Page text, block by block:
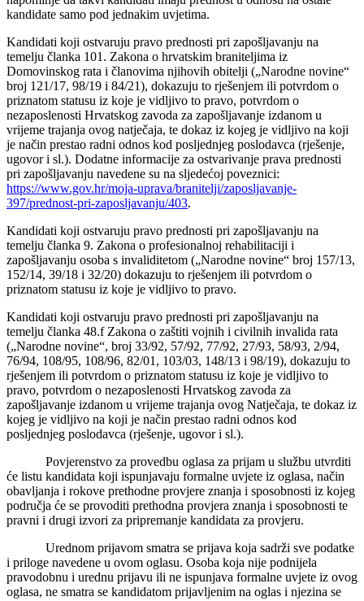
kandidate samo pod jednakim uvjetima.
Kandidati koji ostvaruju pravo prednosti pri zapošljavanju na
temelju članka 101. Zakona o hrvatskim braniteljima iz
Domovinskog rata i članovima njihovih obitelji („Narodne novine“
broj 121/17, 98/19 i 84/21), dokazuju to rješenjem ili potvrdom o
priznatom statusu iz koje je vidljivo to pravo, potvrdom o
nezaposlenosti Hrvatskog zavoda za zapošljavanje izdanom u
vrijeme trajanja ovog natječaja, te dokaz iz kojeg je vidljivo na koji
je način prestao radni odnos kod posljednjeg poslodavca (rješenje,
ugovor i sl.). Dodatne informacije za ostvarivanje prava prednosti
pri zapošljavanju navedene su na sljedećoj poveznici:
https://www.gov.hr/moja-uprava/branitelji/zaposljavanje-
397/prednost-pri-zaposljavanju/403.
Kandidati koji ostvaruju pravo prednosti pri zapošljavanju na
temelju članka 9. Zakona o profesionalnoj rehabilitaciji i
zapošljavanju osoba s invaliditetom („Narodne novine“ broj 157/13,
152/14, 39/18 i 32/20) dokazuju to rješenjem ili potvrdom o
priznatom statusu iz koje je vidljivo to pravo.
Kandidati koji ostvaruju pravo prednosti pri zapošljavanju na
temelju članka 48.f Zakona o zaštiti vojnih i civilnih invalida rata
(„Narodne novine“, broj 33/92, 57/92, 77/92, 27/93, 58/93, 2/94,
76/94, 108/95, 108/96, 82/01, 103/03, 148/13 i 98/19), dokazuju to
rješenjem ili potvrdom o priznatom statusu iz koje je vidljivo to
pravo, potvrdom o nezaposlenosti Hrvatskog zavoda za
zapošljavanje izdanom u vrijeme trajanja ovog Natječaja, te dokaz iz
kojeg je vidljivo na koji je način prestao radni odnos kod
posljednjeg poslodavca (rješenje, ugovor i sl.).
Povjerenstvo za provedbu oglasa za prijam u službu utvrditi
će listu kandidata koji ispunjavaju formalne uvjete iz oglasa, način
obavljanja i rokove prethodne provjere znanja i sposobnosti iz kojeg
područja će se provoditi prethodna provjera znanja i sposobnosti te
pravni i drugi izvori za pripremanje kandidata za provjeru.
Urednom prijavom smatra se prijava koja sadrži sve podatke
i priloge navedene u ovom oglasu. Osoba koja nije podnijela
pravodobnu i urednu prijavu ili ne ispunjava formalne uvjete iz ovog
oglasa, ne smatra se kandidatom prijavljenim na oglas i njezina se